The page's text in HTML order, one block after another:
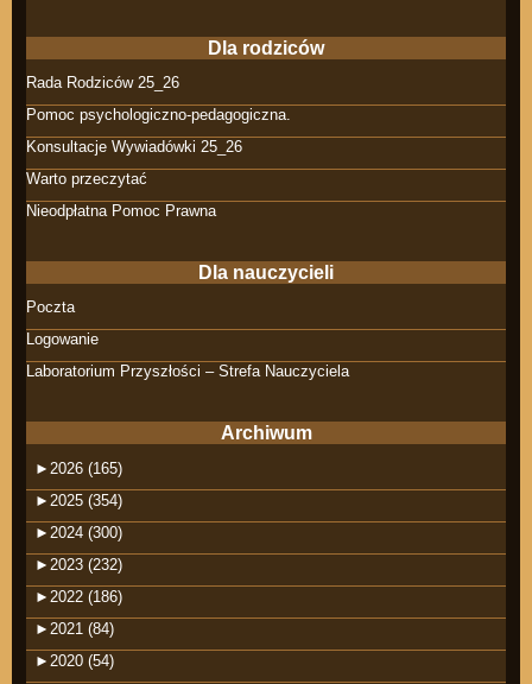
Dla rodziców
Rada Rodziców 25_26
Pomoc psychologiczno-pedagogiczna.
Konsultacje Wywiadówki 25_26
Warto przeczytać
Nieodpłatna Pomoc Prawna
Dla nauczycieli
Poczta
Logowanie
Laboratorium Przyszłości – Strefa Nauczyciela
Archiwum
► 2026 (165)
► 2025 (354)
► 2024 (300)
► 2023 (232)
► 2022 (186)
► 2021 (84)
► 2020 (54)